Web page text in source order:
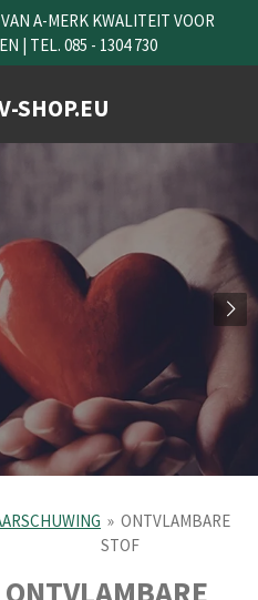
SHOP.EU
A-MERK KWALITEIT VOOR
| TEL. 085 - 1304 730
» ONTVLAMBARE
STOF